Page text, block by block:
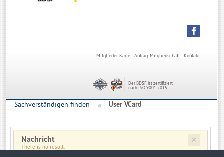
Kontakt
Antrag-Mitgliedschaft
Mitglieder Karte
Der BDSF ist zertifiziert
nach ISO 9001:2015
Sachverständigen finden User VCard
×
Nachricht
There is no result.